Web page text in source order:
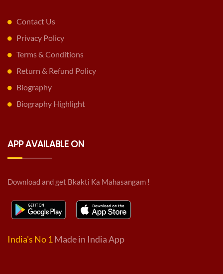
Contact Us
Privacy Policy
Terms & Conditions
Return & Refund Policy
Biography
Biography Highlight
APP AVAILABLE ON
Download and get Bkakti Ka Mahasangam !
India's No 1 Made in India App